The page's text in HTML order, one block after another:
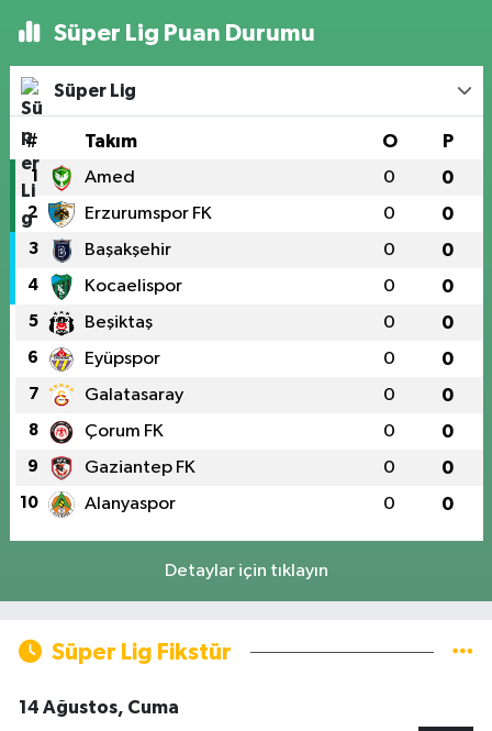
Süper Lig Puan Durumu
Süper Lig
# Takım O P
1 Amed 0 0
2 Erzurumspor FK 0 0
3 Başakşehir 0 0
4 Kocaelispor 0 0
5 Beşiktaş 0 0
6 Eyüpspor 0 0
7 Galatasaray 0 0
8 Çorum FK 0 0
9 Gaziantep FK 0 0
10 Alanyaspor 0 0
Detaylar için tıklayın
Süper Lig Fikstür
14 Ağustos, Cuma